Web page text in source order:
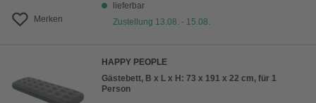
Merken
lieferbar
Zustellung 13.08. - 15.08.
HAPPY PEOPLE
Gästebett, B x L x H: 73 x 191 x 22 cm, für 1
Person